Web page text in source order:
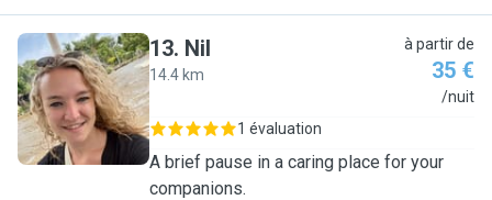
N
13. Nil
14.4 km
à partir de
35 €
/nuit
1 évaluation
A brief pause in a caring place for your
companions.